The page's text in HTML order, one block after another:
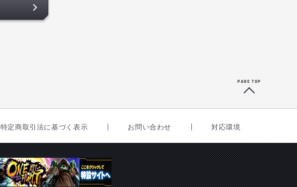
PAGE TOP
特定商取引法に基づく表示 お問い合わせ 対応環境